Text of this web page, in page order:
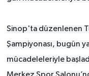
Sinop'ta düzenlenen
Şampiyonası, bugün
mücadeleleriyle